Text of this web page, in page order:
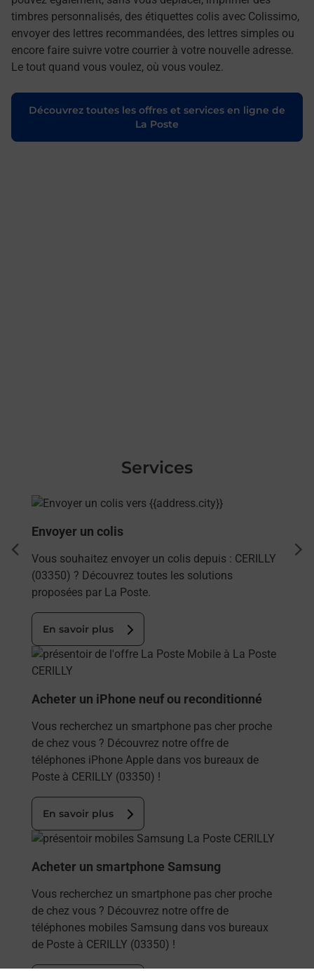
timbres personnalisés, des étiquettes colis avec Colissimo,
envoyer des lettres recommandées, des lettres simples ou
encore faire suivre votre courrier à votre nouvelle adresse.
Le tout quand vous voulez, où vous voulez.
Découvrez toutes les offres et services en ligne de
La Poste
Services
En savoir plus
Envoyer un colis
Vous souhaitez envoyer un colis depuis : CERILLY
(03350) ? Découvrez toutes les solutions
proposées par La Poste.
En savoir plus
En savoir plus
Acheter un iPhone neuf ou reconditionné
Vous recherchez un smartphone pas cher proche
de chez vous ? Découvrez notre offre de
téléphones iPhone Apple dans vos bureaux de
Poste à CERILLY (03350) !
En savoir plus
En savoir plus
Acheter un smartphone Samsung
Vous recherchez un smartphone pas cher proche
de chez vous ? Découvrez notre offre de
téléphones mobiles Samsung dans vos bureaux
de Poste à CERILLY (03350) !